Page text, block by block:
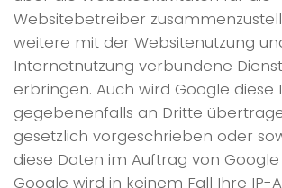
Websitebetreiber
weitere mit der Websitenutzung
Internetnutzung verbundene
erbringen. Auch wird Google
gegebenenfalls an Dritte
gesetzlich vorgeschrieben oder
diese Daten im Auftrag von
Google wird in keinem Fall Ihre IP-